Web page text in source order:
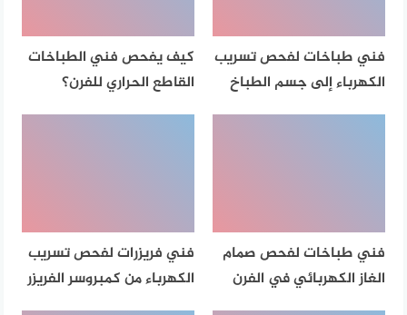
فني طباخات لفحص تسريب
الكهرباء إلى جسم الطباخ
كيف يفحص فني الطباخات
القاطع الحراري للفرن؟
فني طباخات لفحص صمام
الغاز الكهربائي في الفرن
فني فريزرات لفحص تسريب
الكهرباء من كمبروسر الفريزر